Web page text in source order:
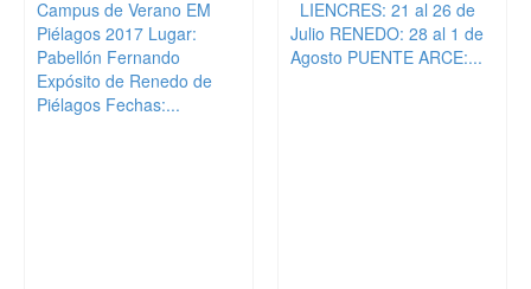
Campus de Verano EM
Piélagos 2017 Lugar:
Pabellón Fernando
Expósito de Renedo de
Piélagos Fechas:...
LIENCRES: 21 al 26 de
Julio RENEDO: 28 al 1 de
Agosto PUENTE ARCE:...